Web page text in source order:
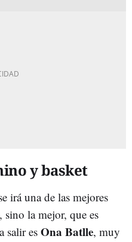
y basket
irá una de las mejores
sino la mejor, que es
salir es Ona Batlle, muy